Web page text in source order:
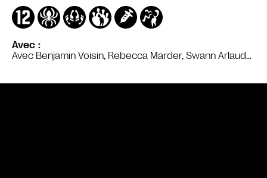
Avec
Avec Benjamin Voisin, Rebecca Marder, Swann Arlaud…